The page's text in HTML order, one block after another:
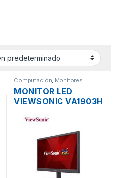
Computación, Monitores
MONITOR LED
VIEWSONIC VA1903H
VGA